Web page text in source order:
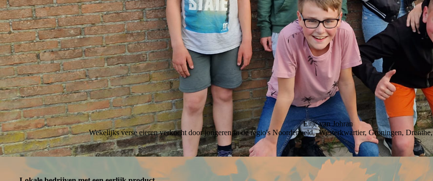
Eitje van Johran
Wekelijks verse eieren verkocht door jongeren in de regio's Noordenveld, Westerkwartier, Groningen,